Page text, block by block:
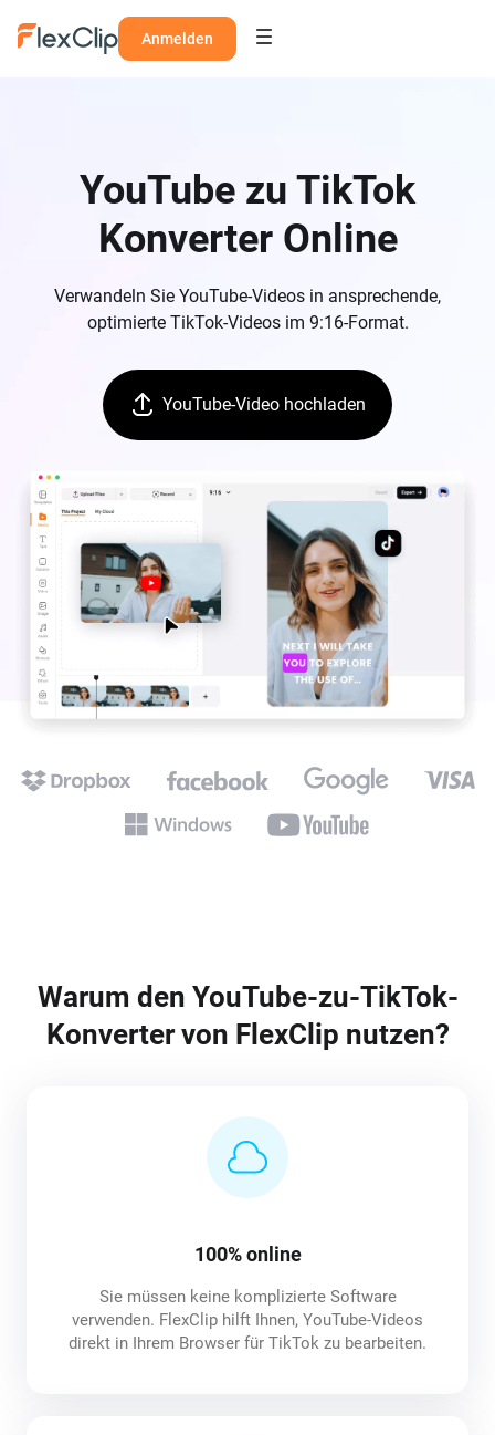
Anmelden
YouTube zu TikTok
Konverter Online
Verwandeln Sie YouTube-Videos in ansprechende,
optimierte TikTok-Videos im 9:16-Format.
YouTube-Video hochladen
Warum den YouTube-zu-TikTok-
Konverter von FlexClip nutzen?
100% online
Sie müssen keine komplizierte Software
verwenden. FlexClip hilft Ihnen, YouTube-Videos
direkt in Ihrem Browser für TikTok zu bearbeiten.